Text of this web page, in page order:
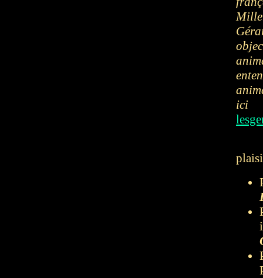
ici